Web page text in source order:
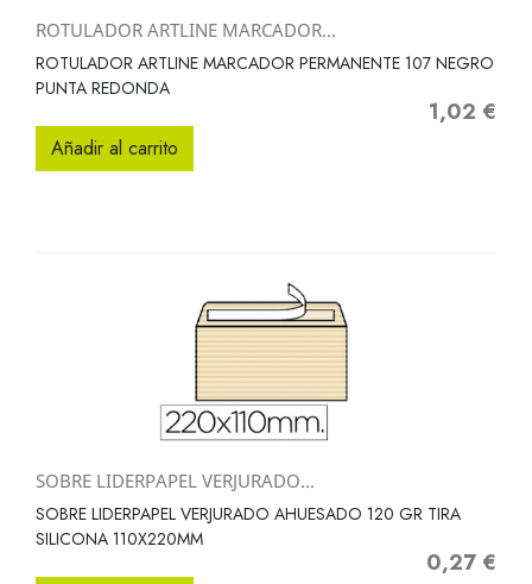
ROTULADOR ARTLINE MARCADOR...
ROTULADOR ARTLINE MARCADOR PERMANENTE 107 NEGRO
PUNTA REDONDA
Precio
1,02 €
Añadir al carrito
SOBRE LIDERPAPEL VERJURADO...
SOBRE LIDERPAPEL VERJURADO AHUESADO 120 GR TIRA
SILICONA 110X220MM
Precio
0,27 €